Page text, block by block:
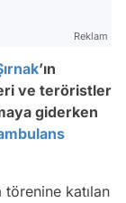
Reklam
’ın
ve teröristler
giderken
törenine katılan